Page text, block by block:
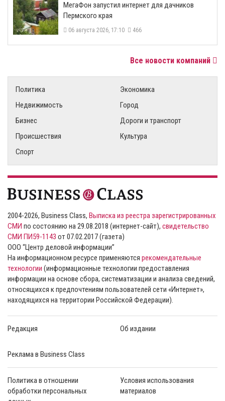
МегаФон запустил интернет для дачников
Пермского края
06 августа 2026, 17:10 466
Все новости компаний
Политика
Экономика
Недвижимость
Город
Бизнес
Дороги и транспорт
Происшествия
Культура
Спорт
2004-2026, Business Class, Выписка из реестра зарегистрированных
СМИ по состоянию на 29.08.2018 (интернет-сайт), свидетельство
СМИ ПИ59-1143 от 07.02.2017 (газета)
ООО “Центр деловой информации”
На информационном ресурсе применяются рекомендательные
технологии (информационные технологии предоставления
информации на основе сбора, систематизации и анализа сведений,
относящихся к предпочтениям пользователей сети «Интернет»,
находящихся на территории Российской Федерации).
Редакция Об издании
Реклама в Business Class
Политика в отношении
обработки персональных
Условия использования
материалов